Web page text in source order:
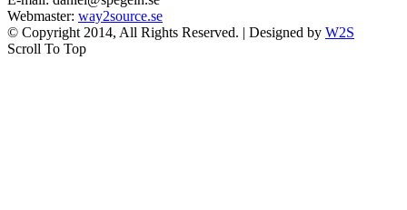
Webmaster: way2source.se
© Copyright 2014, All Rights Reserved. | Designed by W2S
Scroll To Top